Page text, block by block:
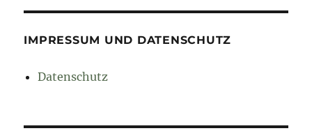
IMPRESSUM UND DATENSCHUTZ
Datenschutz